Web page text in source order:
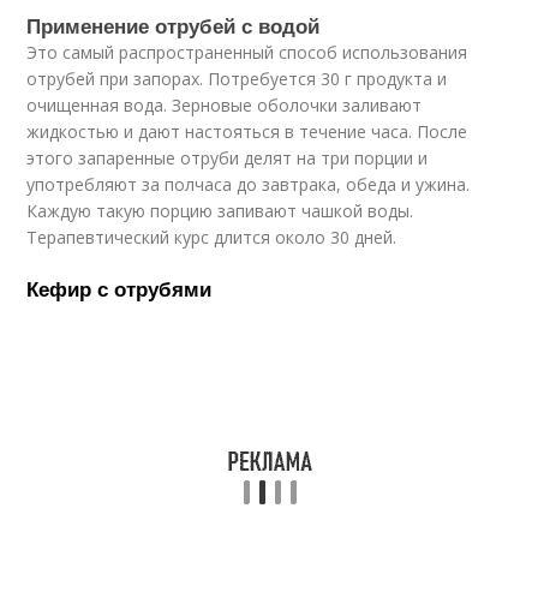
Применение отрубей с водой
Это самый распространенный способ использования
отрубей при запорах. Потребуется 30 г продукта и
очищенная вода. Зерновые оболочки заливают
жидкостью и дают настояться в течение часа. После
этого запаренные отруби делят на три порции и
употребляют за полчаса до завтрака, обеда и ужина.
Каждую такую порцию запивают чашкой воды.
Терапевтический курс длится около 30 дней.
Кефир с отрубями